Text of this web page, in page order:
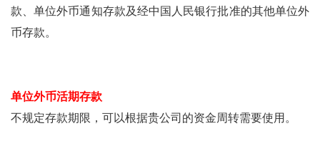
款、单位外币通知存款及经中国人民银行批准的其他单位外
币存款。
单位外币活期存款
不规定存款期限，可以根据贵公司的资金周转需要使用。